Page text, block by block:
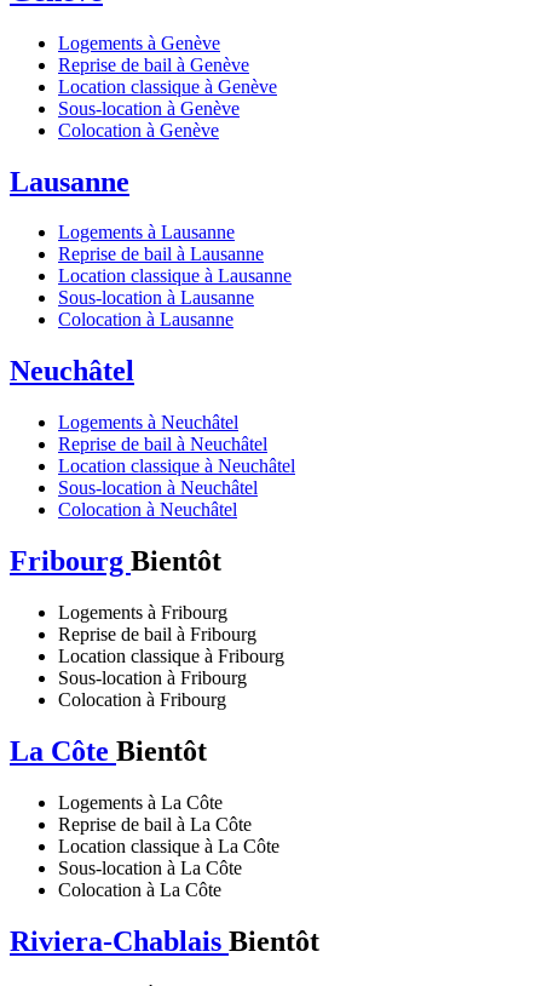
Logements à Genève
Reprise de bail à Genève
Location classique à Genève
Sous-location à Genève
Colocation à Genève
Lausanne
Logements à Lausanne
Reprise de bail à Lausanne
Location classique à Lausanne
Sous-location à Lausanne
Colocation à Lausanne
Neuchâtel
Logements à Neuchâtel
Reprise de bail à Neuchâtel
Location classique à Neuchâtel
Sous-location à Neuchâtel
Colocation à Neuchâtel
Fribourg Bientôt
Logements à Fribourg
Reprise de bail à Fribourg
Location classique à Fribourg
Sous-location à Fribourg
Colocation à Fribourg
La Côte Bientôt
Logements à La Côte
Reprise de bail à La Côte
Location classique à La Côte
Sous-location à La Côte
Colocation à La Côte
Riviera-Chablais Bientôt